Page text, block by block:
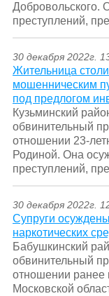
Добровольского.
преступлений,
30 декабря 2022г.
Жительница
мошенническим
под предлогом
Кузьминский
обвинительный
отношении 23-
Родиной. Она
преступлений,
30 декабря 2022г.
Супруги
наркотических
Бабушкинский
обвинительный
отношении ранее
Московской